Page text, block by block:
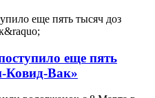
еще пять
Ковид-Вак»